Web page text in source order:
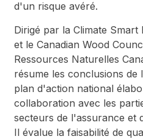
d'un risque avéré.
Dirigé par la Climate Smart
et le Canadian Wood
Ressources Naturelles
résume les conclusions de
plan d'action national
collaboration avec les
secteurs de l'assurance et
Il évalue la faisabilité de